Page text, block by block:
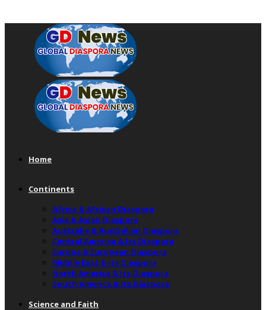
Home
Continents
Africa & African Diaspora
Asia & Asian Diaspora
Australia & Australian Diaspora
Central America & Its Diaspora
Europe & European Diaspora
Middle East & Its Diaspora
North America & Its Diaspora
South America & Its Diaspora
Science and Faith